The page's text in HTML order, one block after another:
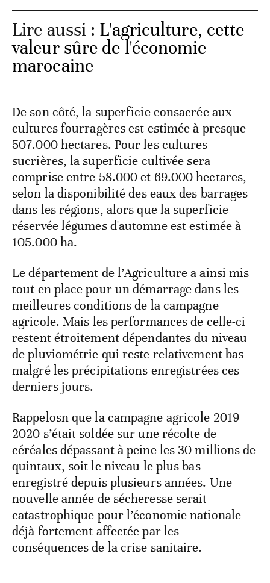
Lire aussi : L'agriculture, cette
valeur sûre de l'économie
marocaine
De son côté, la superficie consacrée aux
cultures fourragères est estimée à presque
507.000 hectares. Pour les cultures
sucrières, la superficie cultivée sera
comprise entre 58.000 et 69.000 hectares,
selon la disponibilité des eaux des barrages
dans les régions, alors que la superficie
réservée légumes d'automne est estimée à
105.000 ha.
Le département de l’Agriculture a ainsi mis
tout en place pour un démarrage dans les
meilleures conditions de la campagne
agricole. Mais les performances de celle-ci
restent étroitement dépendantes du niveau
de pluviométrie qui reste relativement bas
malgré les précipitations enregistrées ces
derniers jours.
Rappelosn que la campagne agricole 2019 –
2020 s’était soldée sur une récolte de
céréales dépassant à peine les 30 millions de
quintaux, soit le niveau le plus bas
enregistré depuis plusieurs années. Une
nouvelle année de sécheresse serait
catastrophique pour l’économie nationale
déjà fortement affectée par les
conséquences de la crise sanitaire.